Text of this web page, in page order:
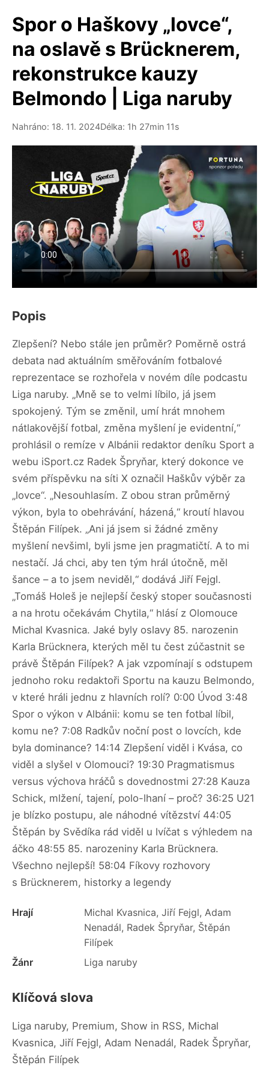
Spor o Haškovy „lovce“,
na oslavě s Brücknerem,
rekonstrukce kauzy
Belmondo | Liga naruby
Nahráno: 18. 11. 2024Délka: 1h 27min 11s
Popis
Zlepšení? Nebo stále jen průměr? Poměrně ostrá
debata nad aktuálním směřováním fotbalové
reprezentace se rozhořela v novém díle podcastu
Liga naruby. „Mně se to velmi líbilo, já jsem
spokojený. Tým se změnil, umí hrát mnohem
nátlakovější fotbal, změna myšlení je evidentní,“
prohlásil o remíze v Albánii redaktor deníku Sport a
webu iSport.cz Radek Špryňar, který dokonce ve
svém příspěvku na síti X označil Haškův výběr za
„lovce“. „Nesouhlasím. Z obou stran průměrný
výkon, byla to obehrávání, házená,“ kroutí hlavou
Štěpán Filípek. „Ani já jsem si žádné změny
myšlení nevšiml, byli jsme jen pragmatičtí. A to mi
nestačí. Já chci, aby ten tým hrál útočně, měl
šance – a to jsem neviděl,“ dodává Jiří Fejgl.
„Tomáš Holeš je nejlepší český stoper současnosti
a na hrotu očekávám Chytila,“ hlásí z Olomouce
Michal Kvasnica. Jaké byly oslavy 85. narozenin
Karla Brücknera, kterých měl tu čest zúčastnit se
právě Štěpán Filípek? A jak vzpomínají s odstupem
jednoho roku redaktoři Sportu na kauzu Belmondo,
v které hráli jednu z hlavních rolí? 0:00 Úvod 3:48
Spor o výkon v Albánii: komu se ten fotbal líbil,
komu ne? 7:08 Radkův noční post o lovcích, kde
byla dominance? 14:14 Zlepšení viděl i Kvása, co
viděl a slyšel v Olomouci? 19:30 Pragmatismus
versus výchova hráčů s dovednostmi 27:28 Kauza
Schick, mlžení, tajení, polo-lhaní – proč? 36:25 U21
je blízko postupu, ale náhodné vítězství 44:05
Štěpán by Svědíka rád viděl u lvíčat s výhledem na
áčko 48:55 85. narozeniny Karla Brücknera.
Všechno nejlepší! 58:04 Fíkovy rozhovory
s Brücknerem, historky a legendy
Hrají
Michal Kvasnica, Jiří Fejgl, Adam
Nenadál, Radek Špryňar, Štěpán
Filípek
Žánr
Liga naruby
Klíčová slova
Liga naruby, Premium, Show in RSS, Michal
Kvasnica, Jiří Fejgl, Adam Nenadál, Radek Špryňar,
Štěpán Filípek